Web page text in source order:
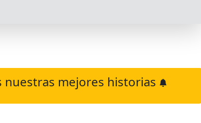
nuestras mejores historias